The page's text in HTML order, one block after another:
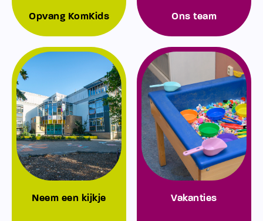
Opvang KomKids Ons team
Neem een kijkje Vakanties